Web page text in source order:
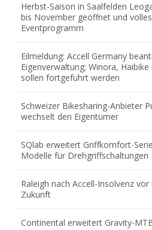
Herbst-Saison in Saalfelden
bis November geöffnet und volles
Eventprogramm
Eilmeldung: Accell Germany
Eigenverwaltung; Winora,
sollen fortgeführt werden
Schweizer Bikesharing-Anbieter
wechselt den Eigentümer
SQlab erweitert Griffkomfort-
Modelle für Drehgriffschaltungen
Raleigh nach Accell-Insolvenz
Zukunft
Continental erweitert Gravity-